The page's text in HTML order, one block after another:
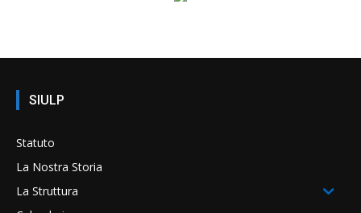
SIULP
Statuto
La Nostra Storia
La Struttura